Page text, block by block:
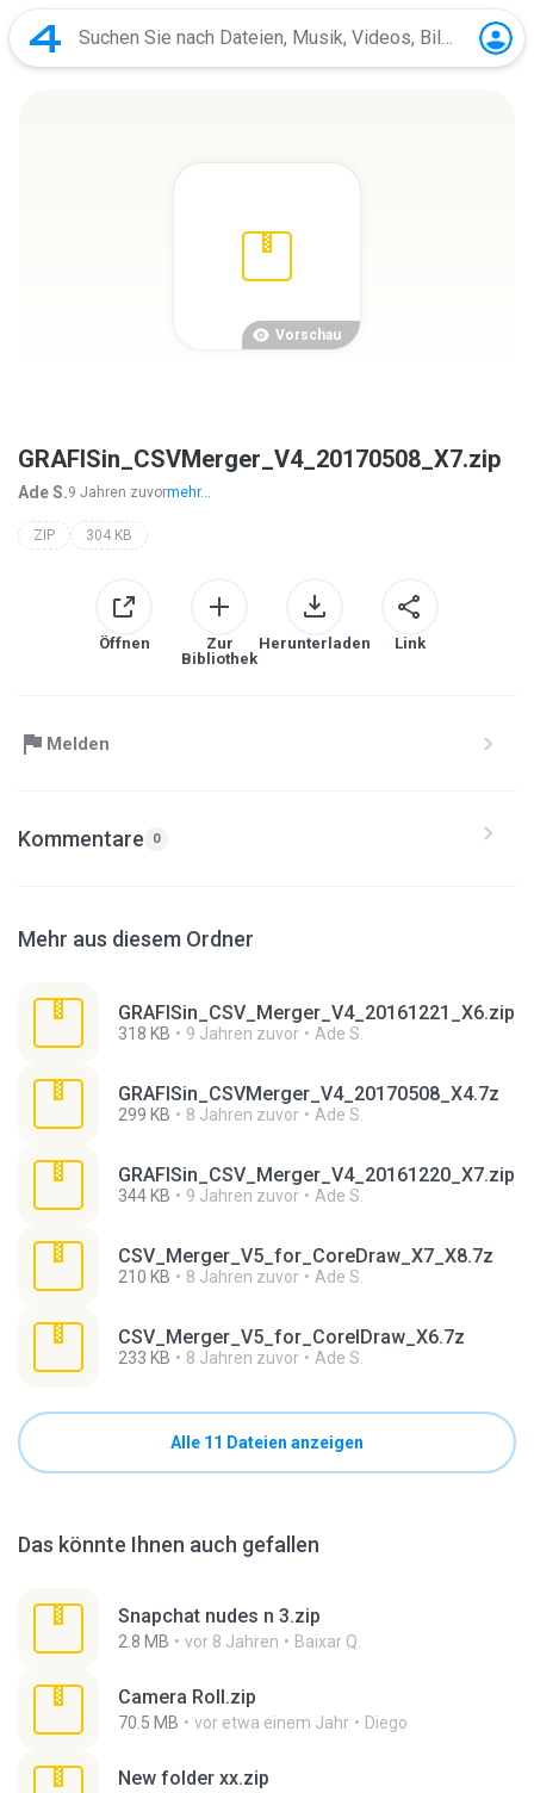
Vorschau
GRAFISin_CSVMerger_V4_20170508_X7.zip
Ade S.9 Jahren zuvormehr...
ZIP 304 KB
Öffnen
Zur
Bibliothek
Herunterladen Link
Melden
Kommentare 0
Mehr aus diesem Ordner
GRAFISin_CSV_Merger_V4_20161221_X6.zip
318 KB 9 Jahren zuvor Ade S.
GRAFISin_CSVMerger_V4_20170508_X4.7z
299 KB 8 Jahren zuvor Ade S.
GRAFISin_CSV_Merger_V4_20161220_X7.zip
344 KB 9 Jahren zuvor Ade S.
CSV_Merger_V5_for_CoreDraw_X7_X8.7z
210 KB 8 Jahren zuvor Ade S.
CSV_Merger_V5_for_CorelDraw_X6.7z
233 KB 8 Jahren zuvor Ade S.
Alle 11 Dateien anzeigen
Das könnte Ihnen auch gefallen
Snapchat nudes n 3.zip
2.8 MB vor 8 Jahren Baixar Q.
Camera Roll.zip
70.5 MB vor etwa einem Jahr Diego
New folder xx.zip